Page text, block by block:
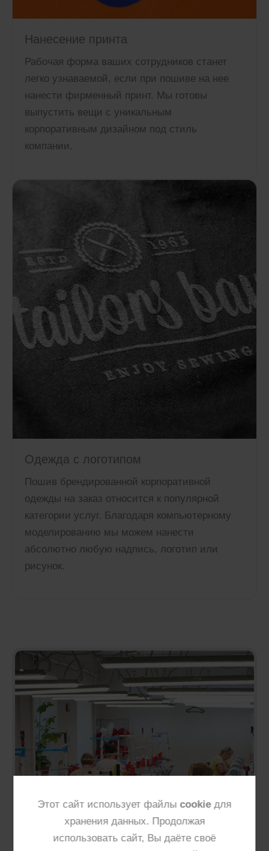
Нанесение принта
Рабочая форма ваших сотрудников станет
легко узнаваемой, если при пошиве на нее
нанести фирменный принт. Мы готовы
выпустить вещи с уникальным
корпоративным дизайном под стиль
компании.
Одежда с логотипом
Пошив брендированной корпоративной
одежды на заказ относится к популярной
категории услуг. Благодаря компьютерному
моделированию мы можем нанести
абсолютно любую надпись, логотип или
рисунок.
Этот сайт использует файлы cookieдля
хранения данных. Продолжая
использовать сайт, Вы даёте своё